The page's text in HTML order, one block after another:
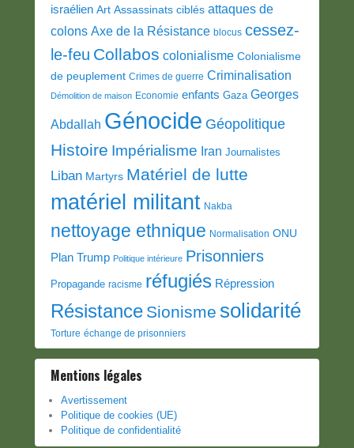
israélien Art Assassinats ciblés attaques de
colons Axe de la Résistance blocus cessez-
le-feu Collabos colonialisme Colonialisme
de peuplement Crimes de guerre Criminalisation
Démolition de maison Economie enfants Gaza Georges
Abdallah Génocide Géopolitique
Histoire Impérialisme Iran Journalistes
Liban Martyrs Matériel de lutte
matériel militant Nakba
nettoyage ethnique Normalisation ONU
Plan Trump Politique intérieure Prisonniers
Propagande racisme réfugiés Répression
Résistance Sionisme solidarité
Torture échange de prisonniers
Mentions légales
Avertissement
Politique de cookies (UE)
Politique de confidentialité